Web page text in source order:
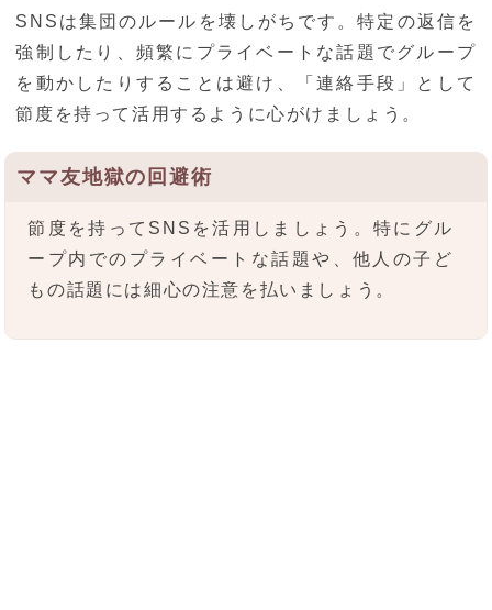
SNSは集団のルールを壊しがちです。特定の返信を
強制したり、頻繁にプライベートな話題でグループ
を動かしたりすることは避け、「連絡手段」として
節度を持って活用するように心がけましょう。
ママ友地獄の回避術
節度を持ってSNSを活用しましょう。特にグル
ープ内でのプライベートな話題や、他人の子ど
もの話題には細心の注意を払いましょう。